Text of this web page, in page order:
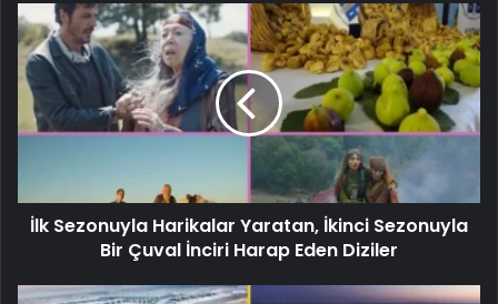
İlk Sezonuyla Harikalar Yaratan, İkinci Sezonuyla
Bir Çuval İnciri Harap Eden Diziler